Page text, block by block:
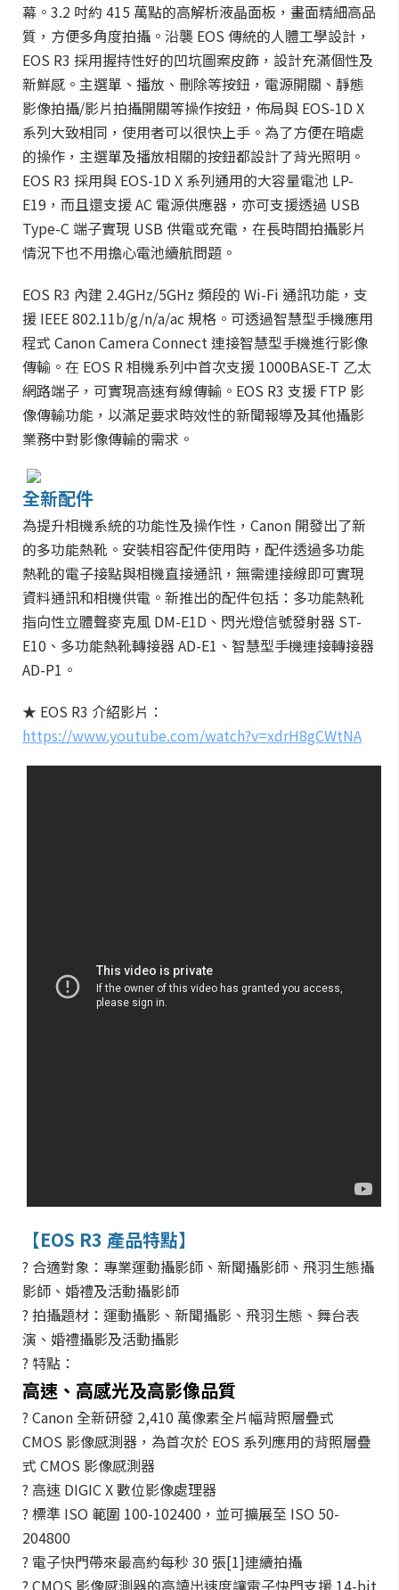
幕。3.2 吋約 415 萬點的高解析液晶面板，畫面精細高品
質，方便多角度拍攝。沿襲 EOS 傳統的人體工學設計，
EOS R3 採用握持性好的凹坑圖案皮飾，設計充滿個性及
新鮮感。主選單、播放、刪除等按鈕，電源開關、靜態
影像拍攝/影片拍攝開關等操作按鈕，佈局與 EOS-1D X
系列大致相同，使用者可以很快上手。為了方便在暗處
的操作，主選單及播放相關的按鈕都設計了背光照明。
EOS R3 採用與 EOS-1D X 系列通用的大容量電池 LP-
E19，而且還支援 AC 電源供應器，亦可支援透過 USB
Type-C 端子實現 USB 供電或充電，在長時間拍攝影片
情況下也不用擔心電池續航問題。
EOS R3 內建 2.4GHz/5GHz 頻段的 Wi-Fi 通訊功能，支
援 IEEE 802.11b/g/n/a/ac 規格。可透過智慧型手機應用
程式 Canon Camera Connect 連接智慧型手機進行影像
傳輸。在 EOS R 相機系列中首次支援 1000BASE-T 乙太
網路端子，可實現高速有線傳輸。EOS R3 支援 FTP 影
像傳輸功能，以滿足要求時效性的新聞報導及其他攝影
業務中對影像傳輸的需求。
全新配件
為提升相機系統的功能性及操作性，Canon 開發出了新
的多功能熱靴。安裝相容配件使用時，配件透過多功能
熱靴的電子接點與相機直接通訊，無需連接線即可實現
資料通訊和相機供電。新推出的配件包括：多功能熱靴
指向性立體聲麥克風 DM-E1D、閃光燈信號發射器 ST-
E10、多功能熱靴轉接器 AD-E1、智慧型手機連接轉接器
AD-P1。
★ EOS R3 介紹影片：
https://www.youtube.com/watch?v=xdrH8gCWtNA
【EOS R3 產品特點】
? 合適對象：專業運動攝影師、新聞攝影師、飛羽生態攝
影師、婚禮及活動攝影師
? 拍攝題材：運動攝影、新聞攝影、飛羽生態、舞台表
演、婚禮攝影及活動攝影
? 特點：
高速、高感光及高影像品質
? Canon 全新研發 2,410 萬像素全片幅背照層疊式
CMOS 影像感測器，為首次於 EOS 系列應用的背照層疊
式 CMOS 影像感測器
? 高速 DIGIC X 數位影像處理器
? 標準 ISO 範圍 100-102400，並可擴展至 ISO 50-
204800
? 電子快門帶來最高約每秒 30 張[1]連續拍攝
? CMOS 影像感測器的高讀出速度讓電子快門支援 14-bit